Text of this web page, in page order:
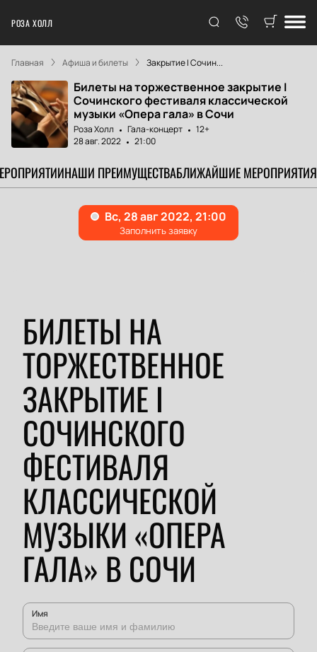
РОЗА ХОЛЛ
Главная Афиша и билеты Закрытие I Сочин...
Билеты на торжественное закрытие I
Сочинского фестиваля классической
музыки «Опера гала» в Сочи
Роза Холл Гала-концерт
12+
28 авг. 2022
21:00
НАШИ ПРЕИМУЩЕСТВАБЛИЖАЙШИЕ МЕРОПРИЯТИЯ
БИЛЕТЫ НА
ТОРЖЕСТВЕННОЕ
ЗАКРЫТИЕ I
СОЧИНСКОГО
ФЕСТИВАЛЯ
КЛАССИЧЕСКОЙ
МУЗЫКИ «ОПЕРА
ГАЛА» В СОЧИ
Имя